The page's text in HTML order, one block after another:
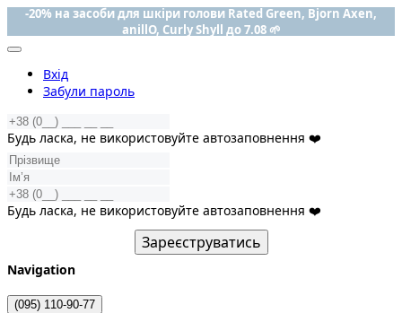
-20% на засоби для шкіри голови Rated Green, Bjorn Axen,
anillO, Curly Shyll до 7.08 🌱
Вхід
Забули пароль
Будь ласка, не використовуйте автозаповнення ❤️
Будь ласка, не використовуйте автозаповнення ❤️
Зареєструватись
Navigation
(095) 110-90-77